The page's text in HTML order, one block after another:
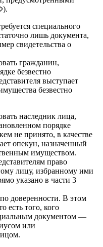
специального
лишь документа,
свидетельства о
гражданин,
безвестно
выступает
безвестно
наследник лица,
порядке
не принято, в качестве
опекун, назначенный
имуществом.
право
лицу, избранному ими
указано в части 3
доверенности. В этом
есть того, кого
документом —
или